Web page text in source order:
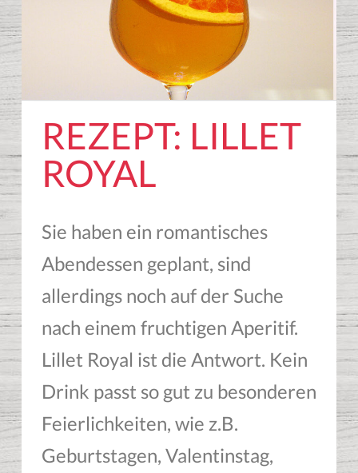
REZEPT: LILLET
ROYAL
Sie haben ein romantisches
Abendessen geplant, sind
allerdings noch auf der Suche
nach einem fruchtigen Aperitif.
Lillet Royal ist die Antwort. Kein
Drink passt so gut zu besonderen
Feierlichkeiten, wie z.B.
Geburtstagen, Valentinstag,